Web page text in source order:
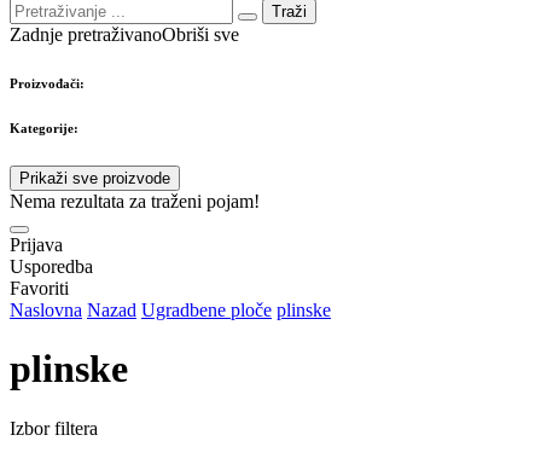
Traži
Zadnje pretraživanoObriši sve
Proizvođači:
Kategorije:
Prikaži sve proizvode
Nema rezultata za traženi pojam!
Prijava
Usporedba
Favoriti
Naslovna Nazad Ugradbene ploče plinske
plinske
Izbor filtera